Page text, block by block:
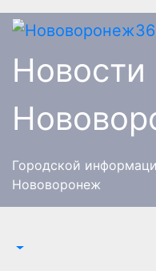
Перейти
Новости
Городской
Нововоронеж